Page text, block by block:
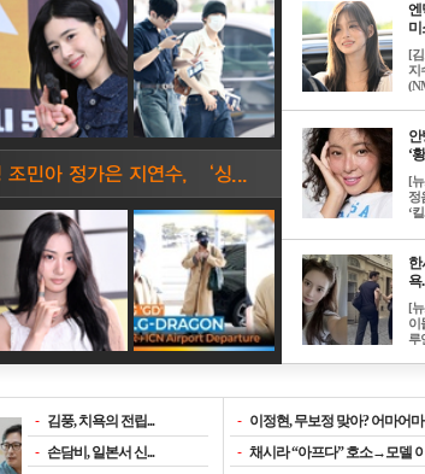
엔
미
[
지
안
‘
[
정
‘킬
한
욕
[
이
루
- 김풍, 치욕의 전립...
- 손담비, 일본서 신...
- 이정현, 무보정 맞아? 어마어마
- 채시라 “아프다” 호소→모델